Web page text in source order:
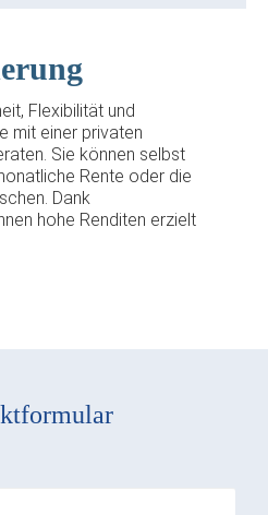
Flexibilität und
mit einer privaten
Sie können selbst
Rente oder die
Dank
hohe Renditen erzielt